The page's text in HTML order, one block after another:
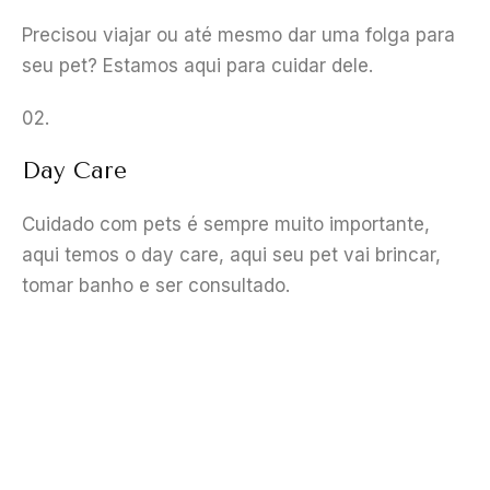
Precisou viajar ou até mesmo dar uma folga para
seu pet? Estamos aqui para cuidar dele.
02.
Day Care
Cuidado com pets é sempre muito importante,
aqui temos o day care, aqui seu pet vai brincar,
tomar banho e ser consultado.